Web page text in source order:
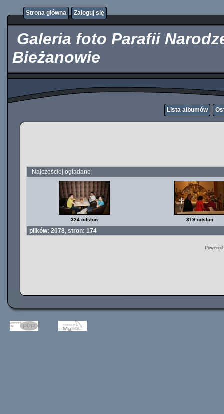
Strona główna
Zaloguj się
Galeria foto Parafii
Bieżanowie
Lista albumów
Najczęściej oglądane
324 odsłon 319 odsłon
plików: 2078, stron: 174